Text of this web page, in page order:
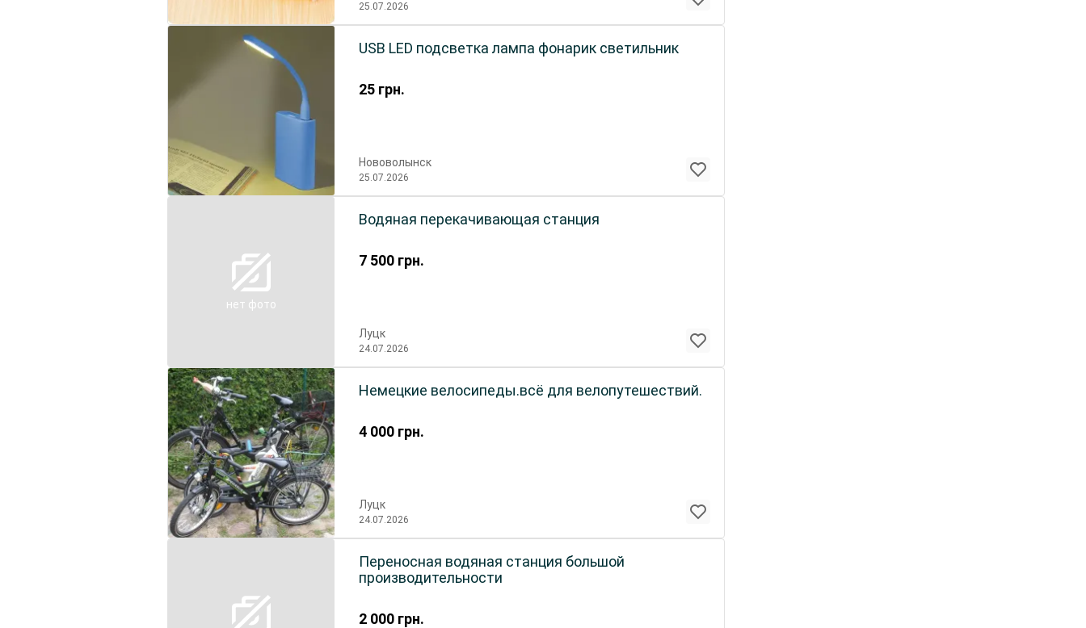
25.07.2026
25 грн.
USB LED подсветка лампа фонарик светильник
Нововолынск
25.07.2026
нет фото
7 500 грн.
Водяная перекачивающая станция
Луцк
24.07.2026
4 000 грн.
Немецкие велосипеды.всё для велопутешествий.
Луцк
24.07.2026
2 000 грн.
Переносная водяная станция большой
производительности